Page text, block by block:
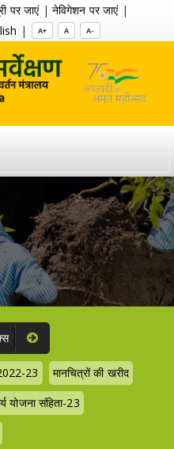
पर जाएं| नेविगेशन पर जाएं|
| A+ A A-
23
मानचित्रों की खरीद
योजना संहिता-23